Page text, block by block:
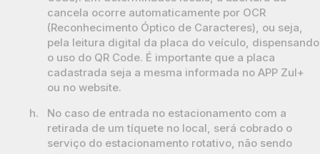
cancela ocorre automaticamente por OCR
(Reconhecimento Óptico de Caracteres), ou seja,
pela leitura digital da placa do veículo, dispensando
o uso do QR Code. É importante que a placa
cadastrada seja a mesma informada no APP Zul+
ou no website.
h.
No caso de entrada no estacionamento com a
retirada de um tíquete no local, será cobrado o
serviço do estacionamento rotativo, não sendo